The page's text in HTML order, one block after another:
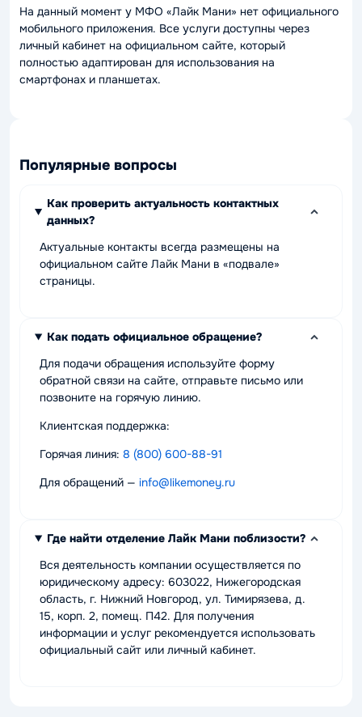
На данный момент у МФО «Лайк Мани» нет официального
мобильного приложения. Все услуги доступны через
личный кабинет на официальном сайте, который
полностью адаптирован для использования на
смартфонах и планшетах.
Популярные вопросы
Как проверить актуальность контактных
данных?
Актуальные контакты всегда размещены на
официальном сайте Лайк Мани в «подвале»
страницы.
Как подать официальное обращение?
Для подачи обращения используйте форму
обратной связи на сайте, отправьте письмо или
позвоните на горячую линию.
Клиентская поддержка:
Горячая линия: 8 (800) 600-88-91
Для обращений — info@likemoney.ru
Где найти отделение Лайк Мани поблизости?
Вся деятельность компании осуществляется по
юридическому адресу: 603022, Нижегородская
область, г. Нижний Новгород, ул. Тимирязева, д.
15, корп. 2, помещ. П42. Для получения
информации и услуг рекомендуется использовать
официальный сайт или личный кабинет.